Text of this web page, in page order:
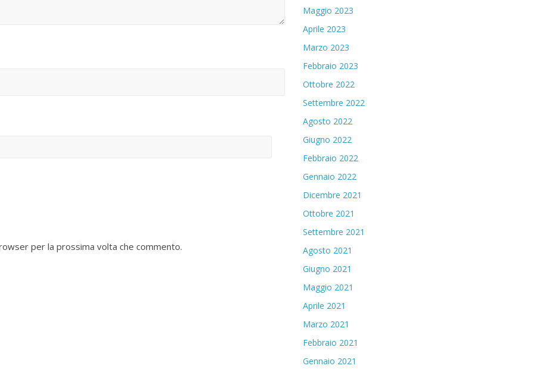
per la prossima volta che commento.
Maggio 2023
Aprile 2023
Marzo 2023
Febbraio 2023
Ottobre 2022
Settembre 2022
Agosto 2022
Giugno 2022
Febbraio 2022
Gennaio 2022
Dicembre 2021
Ottobre 2021
Settembre 2021
Agosto 2021
Giugno 2021
Maggio 2021
Aprile 2021
Marzo 2021
Febbraio 2021
Gennaio 2021